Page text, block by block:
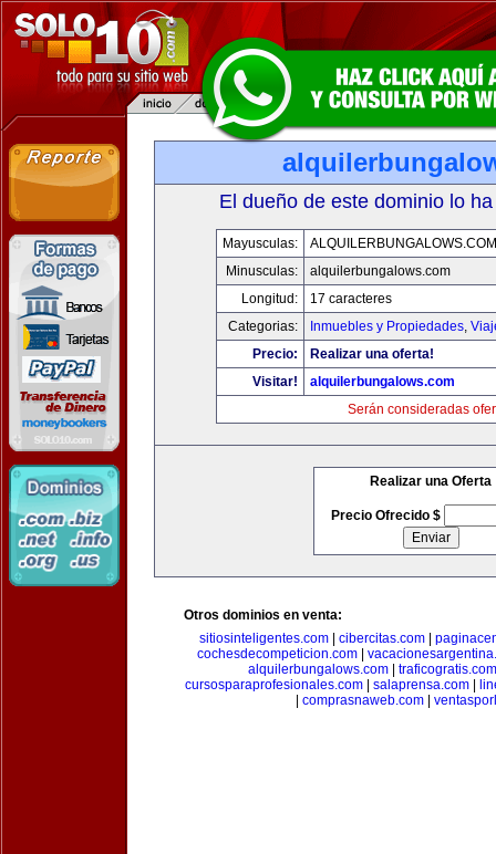
El dueño de este dominio lo
Mayusculas:
ALQUILERBUNGALOWS.COM
Minusculas:
alquilerbungalows.com
Longitud:
17 caracteres
Categorias:
Inmuebles y Propiedades,
Precio:
Realizar una oferta!
Visitar!
alquilerbungalows.com
Serán consideradas
Realizar una Oferta
Precio Ofrecido $
Otros dominios en venta:
sitiosinteligentes.com
cibercitas.com
cochesdecompeticion.com
alquilerbungalows.com| traficogratis.com
cursosparaprofesionales.com
salaprensa.com
comprasnaweb.com